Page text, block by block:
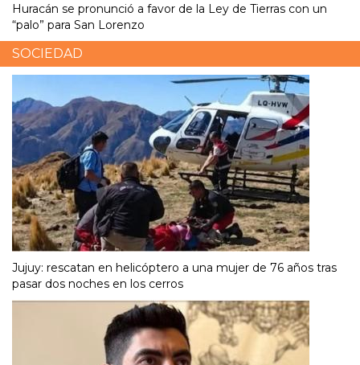
Huracán se pronunció a favor de la Ley de Tierras con un
“palo” para San Lorenzo
SOCIEDAD
Jujuy: rescatan en helicóptero a una mujer de 76 años tras
pasar dos noches en los cerros